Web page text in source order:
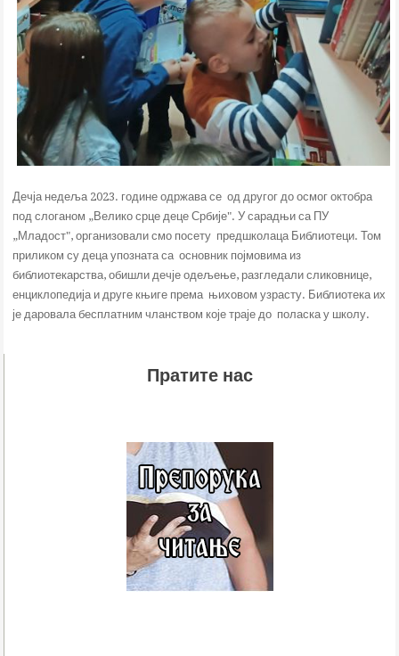
Дечја недеља 2023. године одржава се од другог до осмог октобра
под слоганом „Велико срце деце Србије". У сарадњи са ПУ
„Младост", организовали смо посету предшколаца Библиотеци. Том
приликом су деца упозната са основник појмовима из
библиотекарства, обишли дечје одељење, разгледали сликовнице,
енциклопедија и друге књиге према њиховом узрасту. Библиотека их
је даровала бесплатним чланством које траје до поласка у школу.
Пратите нас